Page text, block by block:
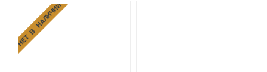
НЕТ В НАЛИЧИИ